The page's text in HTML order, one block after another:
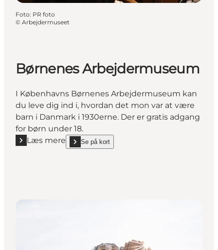
Foto: PR foto
© Arbejdermuseet
Børnenes Arbejdermuseum
I Københavns Børnenes Arbejdermuseum kan
du leve dig ind i, hvordan det mon var at være
barn i Danmark i 1930erne. Der er gratis adgang
for børn under 18.
Læs mere
Læs mere "Børnenes Arbejdermuseum"
Se på kort
show Børnenes Arbejdermuseum on_map